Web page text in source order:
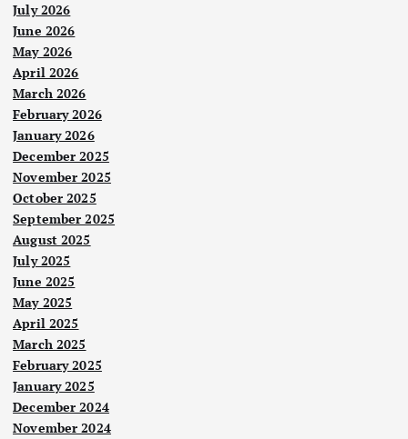
July 2026
June 2026
May 2026
April 2026
March 2026
February 2026
January 2026
December 2025
November 2025
October 2025
September 2025
August 2025
July 2025
June 2025
May 2025
April 2025
March 2025
February 2025
January 2025
December 2024
November 2024